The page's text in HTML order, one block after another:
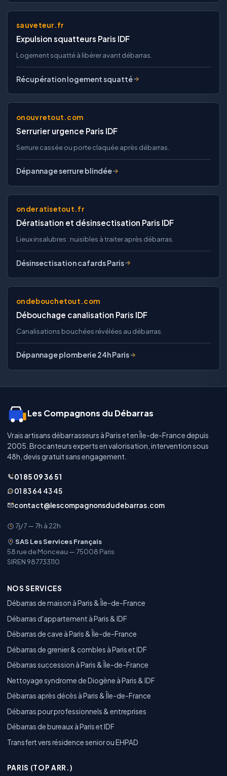
sauveteur.fr
Expulsion squatteurs Paris IDF
Logement squatté à libérer avant débarras.
Récupération logement squatté
onouvretout.com
Serrurier urgence Paris IDF
Serrure cassée ou porte claquée après débarras.
Dépannage serrure blindée
onderatisetout.fr
Dératisation et désinsectisation Paris IDF
Lieux insalubres : nuisibles à traiter après débarras.
Désinsectisation cafards Paris
ondebouchetout.com
Débouchage canalisation Paris IDF
Canalisations bouchées révélées au débarras.
Dépannage plomberie 24h Paris
Les Compagnons du Débarras
Vrais artisans débarrasseurs à Paris et en Île-de-France depuis
2005. Brocanteurs experts en valorisation, intervention sous
48h, devis gratuit sans engagement.
01 85 09 36 51
01 83 64 43 45
contact@lescompagnonsdudebarras.com
7j/7 — 7h à 22h
SAS Les Services Français
58 rue de Monceau — 75008 Paris
SIREN 987733110
NOS SERVICES
Débarras de maison à Paris & Île-de-France
Débarras d'appartement à Paris & IDF
Débarras de cave à Paris & Île-de-France
Débarras de grenier & combles à Paris et IDF
Débarras succession à Paris & Île-de-France
Nettoyage syndrome de Diogène à Paris & IDF
Débarras après décès à Paris & Île-de-France
Débarras pour professionnels & entreprises
Débarras de bureaux à Paris et IDF
Transfert vers résidence senior ou EHPAD
PARIS (TOP ARR.)